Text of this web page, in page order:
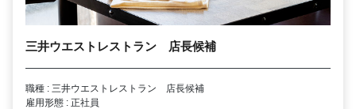
三井ウエストレストラン 店長候補
職種 : 三井ウエストレストラン 店長候補
雇用形態 : 正社員